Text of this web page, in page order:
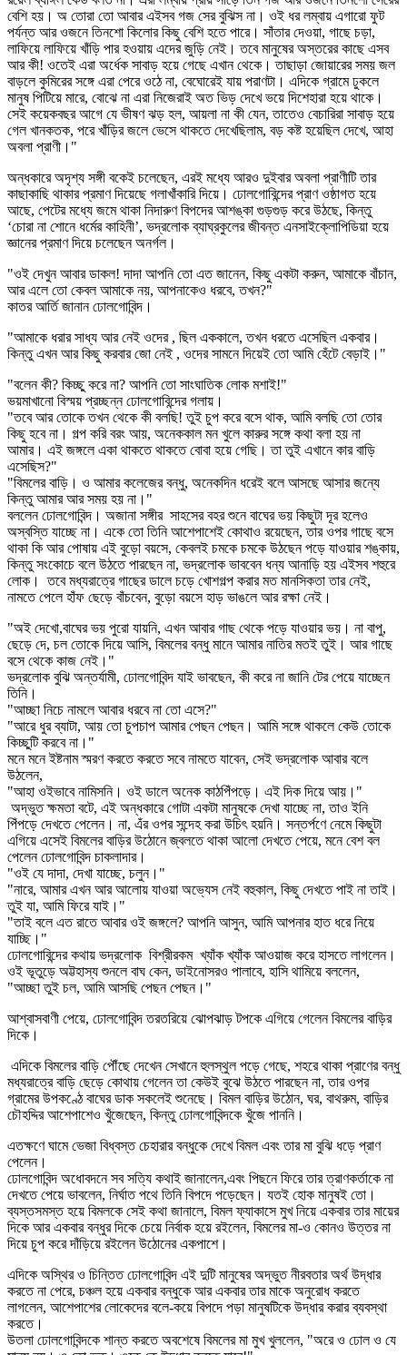
বেশি হয়। অ তোরা তো আবার এইসব গজ সের বুঝিস না। ওই ধর লম্বায় এগারো ফুট
পর্যন্ত আর ওজনে তিনশো কিলোর কিছু বেশি হতে পারে। সাঁতার দেওয়া, গাছে চড়া,
লাফিয়ে লাফিয়ে খাঁড়ি পার হওয়ায় এদের জুড়ি নেই। তবে মানুষের অস্তরের কাছে এসব
আর কী! ওতেই এরা অর্ধেক সাবাড় হয়ে গেছে এখান থেকে। তাছাড়া জোয়ারের সময় জল
বাড়লে কুমিরের সঙ্গে এরা পেরে ওঠে না, বেঘোরেই যায় পরাণটা। এদিকে গ্রামে ঢুকলে
মানুষ পিটিয়ে মারে, বোঝে না এরা নিজেরাই অত ভিড় দেখে ভয়ে দিশেহারা হয়ে থাকে।
সেই কয়েকবছর আগে যে ভীষণ ঝড় হল, আয়লা না কী যেন, তাতেও বেচারিরা সাবাড় হয়ে
গেল খানকতক, পরে খাঁড়ির জলে ভেসে থাকতে দেখেছিলাম, বড় কষ্ট হয়েছিল দেখে, আহা
অবলা প্রাণী।"
অন্ধকারে অদৃশ্য সঙ্গী বকেই চলেছেন, এরই মধ্যে আরও দুইবার অবলা প্রাণীটি তার
কাছাকাছি থাকার প্রমাণ দিয়েছে গলাখাঁকারি দিয়ে। ঢোলগোবিন্দের প্রাণ ওষ্ঠাগত হয়ে
আছে, পেটের মধ্যে জমে থাকা নিদারুণ বিপদের আশঙ্কা গুড়গুড় করে উঠছে, কিন্তু
‘চোরা না শোনে ধর্মের কাহিনী’, ভদ্রলোক ব্যাঘ্রকুলের জীবন্ত এনসাইক্লোপিডিয়া হয়ে
জ্ঞানের প্রমাণ দিয়ে চলেছেন অনর্গল।
"ওই দেখুন আবার ডাকল! দাদা আপনি তো এত জানেন, কিছু একটা করুন, আমাকে বাঁচান,
আর এলে তো কেবল আমাকে নয়, আপনাকেও ধরবে, তখন?"
কাতর আর্তি জানান ঢোলগোবিন্দ।
"আমাকে ধরার সাধ্য আর নেই ওদের , ছিল এককালে, তখন ধরতে এসেছিল একবার।
কিন্তু এখন আর কিছু করবার জো নেই , ওদের সামনে দিয়েই তো আমি হেঁটে বেড়াই।"
"বলেন কী? কিচ্ছু করে না? আপনি তো সাংঘাতিক লোক মশাই!"
ভয়মাখানো বিস্ময় প্রচ্ছন্ন ঢোলগোবিন্দের গলায়।
"তবে আর তোকে তখন থেকে কী বলছি! তুই চুপ করে বসে থাক, আমি বলছি তো তোর
কিছু হবে না। গল্প করি বরং আয়, অনেককাল মন খুলে কারুর সঙ্গে কথা বলা হয় না
আমার। এই জঙ্গলে একা থাকতে থাকতে বোবা হয়ে গেছি। তা তুই এখানে কার বাড়ি
এসেছিস?"
"বিমলের বাড়ি। ও আমার কলেজের বন্ধু, অনেকদিন ধরেই বলে আসছে আসার জন্যে
কিন্তু আমার আর সময় হয় না।"
বললেন ঢোলগোবিন্দ। অজানা সঙ্গীর সাহসের বহর শুনে বাঘের ভয় কিছুটা দূর হলেও
অস্বস্তি যাচ্ছে না। একে তো তিনি আশেপাশেই কোথাও রয়েছেন, তার ওপর গাছে বসে
থাকা কি আর পোষায় এই বুড়ো বয়সে, কেবলই চমকে চমকে উঠছেন পড়ে যাওয়ার শঙ্কায়,
কিন্তু সংকোচে বলে উঠতে পারছেন না, ভদ্রলোক ভাববেন ধন্য আনাড়ি হয় এইসব শহুরে
লোক। তবে মধ্যরাত্রে গাছের ডালে চড়ে খোশগল্প করার মত মানসিকতা তার নেই,
নামতে পেলে হাঁফ ছেড়ে বাঁচবেন, বুড়ো বয়সে হাড় ভাঙলে আর রক্ষা নেই।
"অই দেখো,বাঘের ভয় পুরো যায়নি, এখন আবার গাছ থেকে পড়ে যাওয়ার ভয়। না বাপু,
ছেড়ে দে, চল তোকে দিয়ে আসি, বিমলের বন্ধু মানে আমার নাতির মতই তুই। আর গাছে
বসে থেকে কাজ নেই।"
ভদ্রলোক বুঝি অন্তর্যামী, ঢোলগোবিন্দ যাই ভাবছেন, কী করে না জানি টের পেয়ে যাচ্ছেন
তিনি।
"আচ্ছা নিচে নামলে আবার ধরবে না তো এসে?"
"আরে ধুর ব্যাটা, আয় তো চুপচাপ আমার পেছন পেছন। আমি সঙ্গে থাকলে কেউ তোকে
কিচ্ছুটি করবে না।"
মনে মনে ইষ্টনাম স্মরণ করতে করতে সবে নামতে যাবেন, সেই ভদ্রলোক আবার বলে
উঠলেন,
"আহা ওইভাবে নামিসনি। ওই ডালে অনেক কাঠপিঁপড়ে। এই দিক দিয়ে আয়।"
অদ্ভুত ক্ষমতা বটে, এই অন্ধকারে গোটা একটা মানুষকে দেখা যাচ্ছে না, তাও ইনি
পিঁপড়ে দেখতে পেলেন। না, এঁর ওপর সন্দেহ করা উচিৎ হয়নি। সন্তর্পণে নেমে কিছুটা
এগিয়ে এসেই বিমলের বাড়ির উঠোনে জ্বলতে থাকা আলো দেখতে পেয়ে, মনে বেশ বল
পেলেন ঢোলগোবিন্দ চাকলাদার।
"ওই যে দাদা, দেখা যাচ্ছে, চলুন।"
"নারে, আমার এখন আর আলোয় যাওয়া অভ্যেস নেই বহুকাল, কিছু দেখতে পাই না তাই।
তুই যা, আমি ফিরে যাই।"
"তাই বলে এত রাতে আবার ওই জঙ্গলে? আপনি আসুন, আমি আপনার হাত ধরে নিয়ে
যাচ্ছি।"
ঢোলগোবিন্দের কথায় ভদ্রলোক বিশ্রীরকম খ্যাঁক খ্যাঁক আওয়াজ করে হাসতে লাগলেন।
ওই ভূতুড়ে অট্টহাস্য শুনলে বাঘ কেন, ডাইনোসরও পালাবে, হাসি থামিয়ে বললেন,
"আচ্ছা তুই চল, আমি আসছি পেছন পেছন।"
আশ্বাসবাণী পেয়ে, ঢোলগোবিন্দ তরতরিয়ে ঝোপঝাড় টপকে এগিয়ে গেলেন বিমলের বাড়ির
দিকে।
এদিকে বিমলের বাড়ি পৌঁছে দেখেন সেখানে হুলস্থুল পড়ে গেছে, শহরে থাকা প্রাণের বন্ধু
মধ্যরাত্রে বাড়ি ছেড়ে কোথায় গেলেন তা কেউই বুঝে উঠতে পারছেন না, তার ওপর
গ্রামের উপকণ্ঠে বাঘের ডাক সকলেই শুনেছে। বিমল বাড়ির উঠোন, ঘর, বাথরুম, বাড়ির
চৌহদ্দির আশেপাশেও খুঁজেছেন, কিন্তু ঢোলগোবিন্দকে খুঁজে পাননি।
এতক্ষণে ঘামে ভেজা বিধ্বস্ত চেহারার বন্ধুকে দেখে বিমল এবং তার মা বুঝি ধড়ে প্রাণ
পেলেন।
ঢোলগোবিন্দ অধোবদনে সব সত্যি কথাই জানালেন,এবং পিছনে ফিরে তার ত্রাণকর্তাকে না
দেখতে পেয়ে ভাবলেন, নির্ঘাত পথে তিনি বিপদে পড়েছেন। যতই হোক মানুষই তো।
ব্যস্তসমস্ত হয়ে বিমলকে সেই কথা জানালে, বিমল ফ্যাকাসে মুখ নিয়ে একবার তার মায়ের
দিকে আর একবার বন্ধুর দিকে চেয়ে নির্বাক হয়ে রইলেন, বিমলের মা-ও কোনও উত্তর না
দিয়ে চুপ করে দাঁড়িয়ে রইলেন উঠোনের একপাশে।
এদিকে অস্থির ও চিন্তিত ঢোলগোবিন্দ এই দুটি মানুষের অদ্ভুত নীরবতার অর্থ উদ্ধার
করতে না পেরে, চঞ্চল হয়ে একবার বন্ধুকে আর একবার তার মাকে অনুরোধ করতে
লাগলেন, আশেপাশের লোকেদের বলে-কয়ে বিপদে পড়া মানুষটিকে উদ্ধার করার ব্যবস্থা
করতে।
উতলা ঢোলগোবিন্দকে শান্ত করতে অবশেষে বিমলের মা মুখ খুললেন, "অরে ও ঢোল ও যে